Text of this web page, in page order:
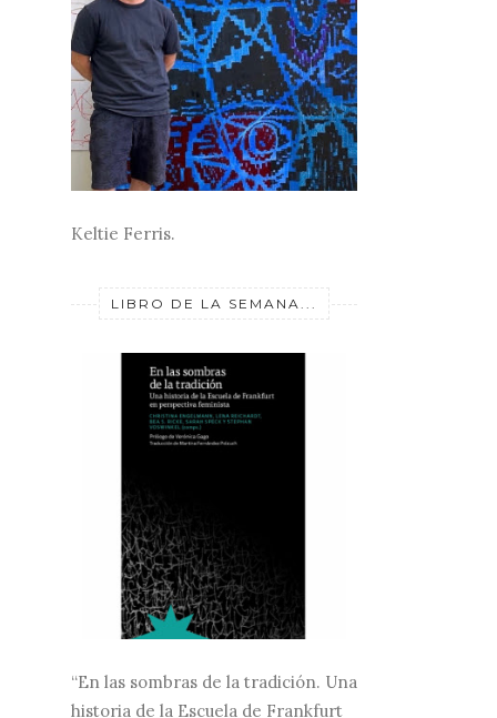
Keltie Ferris.
LIBRO DE LA SEMANA...
“En las sombras de la tradición. Una
historia de la Escuela de Frankfurt